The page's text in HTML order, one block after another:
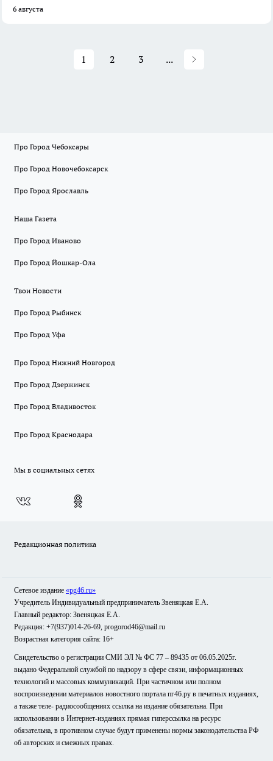
6 августа
1 2 3 ...
Про Город Чебоксары
Про Город Новочебоксарск
Про Город Ярославль
Наша Газета
Про Город Иваново
Про Город Йошкар-Ола
Твои Новости
Про Город Рыбинск
Про Город Уфа
Про Город Нижний Новгород
Про Город Дзержинск
Про Город Владивосток
Про Город Краснодара
Мы в социальных сетях
Редакционная политика
Сетевое издание «pg46.ru»
Учредитель Индивидуальный предприниматель Звеняцкая Е.А.
Главный редактор: Звеняцкая Е.А.
Редакция: +7(937)014-26-69, progorod46@mail.ru
Возрастная категория сайта: 16+
Свидетельство о регистрации СМИ ЭЛ № ФС 77 – 89435 от 06.05.2025г.
выдано Федеральной службой по надзору в сфере связи, информационных
технологий и массовых коммуникаций. При частичном или полном
воспроизведении материалов новостного портала пг46.ру в печатных изданиях,
а также теле- радиосообщениях ссылка на издание обязательна. При
использовании в Интернет-изданиях прямая гиперссылка на ресурс
обязательна, в противном случае будут применены нормы законодательства РФ
об авторских и смежных правах.